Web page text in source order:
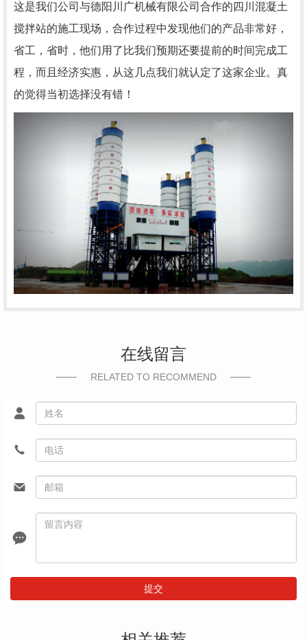
这是我们公司与德阳川广机械有限公司合作的四川混凝土
搅拌站的施工现场，合作过程中发现他们的产品非常好，
省工，省时，他们用了比我们预期还要提前的时间完成工
程，而且经济实惠，从这几点我们就认定了这家企业。真
的觉得当初选择没有错！
在线留言
RELATED TO RECOMMEND
提交